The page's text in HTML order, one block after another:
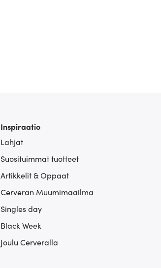
Inspiraatio
Lahjat
Suosituimmat tuotteet
Artikkelit & Oppaat
Cerveran Muumimaailma
Singles day
Black Week
Joulu Cerveralla